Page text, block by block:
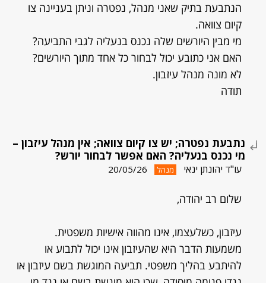
הנתבעת בתיק שאני מנהל, נפטרה וניתן בעניינה צו
קיום צוואה.
מי מבין היורשים שלה נכנס בנעליה לגבי התביעה?
האם אני כתובע יכול לבחור כל אחד מתוך היורשים?
לא מונה מנהל עיזבון.
תודה
נתבעת נפטרה; יש צו קיום צוואה; אין מנהל עיזבון –
מי נכנס בנעליה? האם אפשר לבחור יורש?
עו"ד יהונתן ינאי מנהל 20/05/26
שלום רב יהודה,
עיזבון, כשלעצמו, אינו מהווה אישיות משפטית.
משמעות הדבר היא שהעיזבון אינו יכול לתבוע או
להיתבע בהליך משפטי. תביעה המוגשת בשם עיזבון או